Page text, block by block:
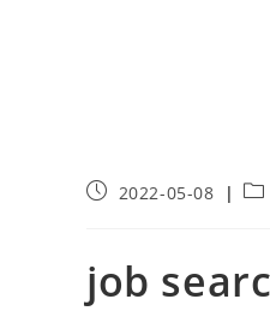
2022-05-08
job